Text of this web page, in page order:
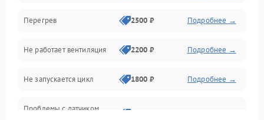
Датчики
Безопасность
Перегрев 2500 ₽ Подробнее →
Не работает вентиляция 2200 ₽ Подробнее →
Не запускается цикл 1800 ₽ Подробнее →
Проблемы с датчиком